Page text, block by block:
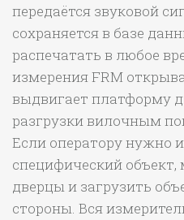
передаётся звуковой
сохраняется в базе
распечатать в любое
измерения FRM
выдвигает платформу
разгрузки вилочным
Если оператору нужно
специфический
дверцы и загрузить
стороны. Вся